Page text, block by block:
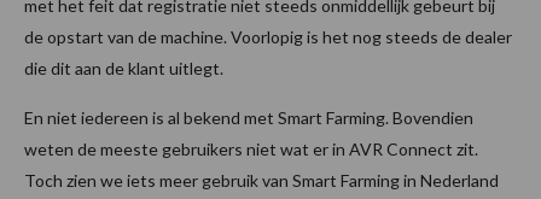
met het feit dat registratie niet steeds onmiddellijk gebeurt bij
de opstart van de machine. Voorlopig is het nog steeds de dealer
die dit aan de klant uitlegt.
En niet iedereen is al bekend met Smart Farming. Bovendien
weten de meeste gebruikers niet wat er in AVR Connect zit.
Toch zien we iets meer gebruik van Smart Farming in Nederland